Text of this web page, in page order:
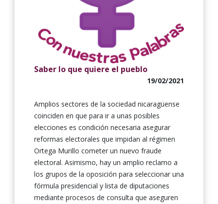
Saber lo que quiere el pueblo
19/02/2021
Amplios sectores de la sociedad nicaragüense
coinciden en que para ir a unas posibles
elecciones es condición necesaria asegurar
reformas electorales que impidan al régimen
Ortega Murillo cometer un nuevo fraude
electoral. Asimismo, hay un amplio reclamo a
los grupos de la oposición para seleccionar una
fórmula presidencial y lista de diputaciones
mediante procesos de consulta que aseguren